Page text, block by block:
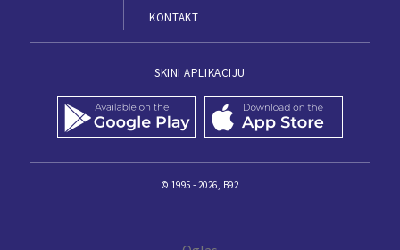
KONTAKT
SKINI APLIKACIJU
© 1995 - 2026, B92